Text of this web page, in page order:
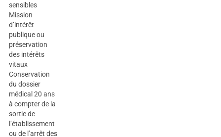
sensibles
Mission
d’intérêt
publique ou
préservation
des intérêts
vitaux
Conservation
du dossier
médical 20 ans
à compter de la
sortie de
l’établissement
ou de l’arrêt des